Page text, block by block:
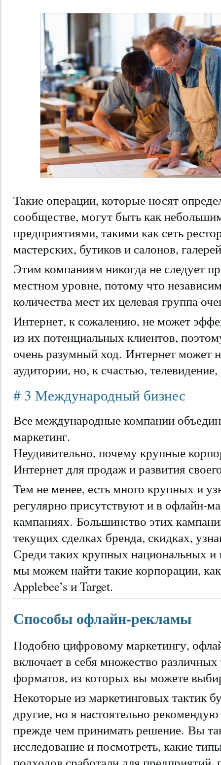
Такие операции, которые носят
сообществе, могут быть как
предприятиями, такими как сеть
мастерских, бутиков и салонов,
Этим компаниям никогда не следует
местном уровне, потому что
количества мест их целевая группа
Интернет, к сожалению, не может
из их потенциальных клиентов,
очень разумный ход. Интернет может
аудитории, но, к счастью,
# 3 Международный бизнес
Все международные компании
маркетинг.
Неудивительно, почему крупные
Интернет для продаж и развития
Тем не менее, есть много крупных и
регулярно присутствуют и в офлайн-
кампаниях. Большинство этих
текущих сделках бренда, скидках,
Среди таких крупных национальных
мы можем найти такие корпорации,
Applebee’s и Target.
Способы офлайн-рекламы
Подобно цифровому маркетингу,
включает в себя множество
форматов, из которых вы можете
Некоторые из маркетинговых тактик
другие, но я настоятельно
прежде чем принимать решение. Вы
исследование и посмотреть, какие